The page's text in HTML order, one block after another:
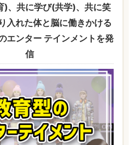
)、共に学び(共学)、共に笑
入れた体と脳に働きかける
エンター テインメントを発
信